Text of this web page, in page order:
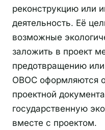
реконструкцию или
деятельность. Её
возможные
заложить в проект
предотвращению
ОВОС оформляются
проектной
государственную
вместе с проектом.